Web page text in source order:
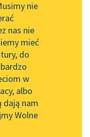
dla piszących i
PMH
Wolnych Lektur
nie
nas nie
mieć
do
w
albo
dają nam
Wolne
widziałem z
wchodzącą
w aleję,
gdzie
bawiłem się
z innymi
dziećmi, i...